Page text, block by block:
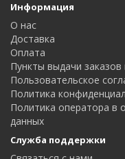
Информация
О нас
Доставка
Оплата
Пункты выдачи
Пользовательское
Политика
Политика оператора в
данных
Служба поддержки